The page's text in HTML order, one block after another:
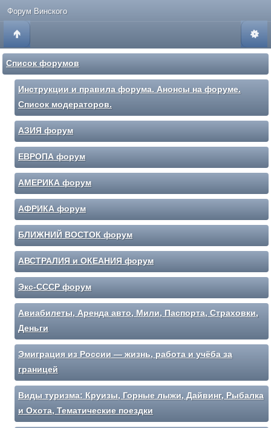
Форум Винского
Список форумов
Инструкции и правила форума. Анонсы на форуме.
Список модераторов.
АЗИЯ форум
ЕВРОПА форум
АМЕРИКА форум
АФРИКА форум
БЛИЖНИЙ ВОСТОК форум
АВСТРАЛИЯ и ОКЕАНИЯ форум
Экс-СССР форум
Авиабилеты, Аренда авто, Мили, Паспорта, Страховки,
Деньги
Эмиграция из России — жизнь, работа и учёба за
границей
Виды туризма: Круизы, Горные лыжи, Дайвинг, Рыбалка
и Охота, Тематические поездки